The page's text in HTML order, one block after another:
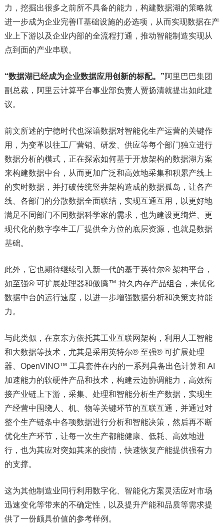
力，挖掘出很多之前所不具备的能力，构建数据湖的策略就
进一步成为企业完善IT基础设施的必选项，从而实现数据在产
业上下游以及企业内部的全流程打通，推动智能制造实现从
点到面的产业串联。
“数据湖已经成为企业数据应用创新的标配。”阿里巴巴集团
副总裁，阿里云计算平台事业部负责人贾扬清就提出如此建
议。
前文所述的宁德时代也深谙数据对智能化生产运营的关键作
用，为变革以往工厂营销、研发、供应等每个部门独立进行
数据分析的模式，正在探索如何基于开放架构的数据湖方案
来构建数据中台，从而更加广泛和高效地采集和积累产线上
的实时数据，并打破传统竖井架构造成的数据孤岛，让各产
线、各部门的分散数据全面联结，实现互通互用，以更好地
满足不同部门不同数据科学家的需求，也为建设更绚烂、更
现代化的数字孪生工厂提供全方位的底层资源，也就是数据
基础。
此外，它也期待继续引入新一代的基于英特尔® 架构平台，
如至强® 可扩展处理器和傲腾™ 持久内存产品组合，来优化
数据中台的运行速度，以进一步增强数据分析和决策支持能
力。
与此类似，在京东方依托其工业互联网架构，利用人工智能
和大数据等技术，尤其是采用英特尔® 至强® 可扩展处理
器、OpenVINO™ 工具套件在内的一系列具备出色计算和 AI
加速能力的软硬件产品和技术，构建云边协调能力，高效衔
接产业链上下游，采集、处理和智能分析生产数据，实现生
产经营中围绕人、机、物等关键环节的互联互通，并通过对
整个生产链条中各项数据进行分析和智能决策，然后再不断
优化生产环节，让每一次生产都能健康、低耗、高效地进
行，也为其应对突如其来的疫情，快速恢复产能提供强有力
的支撑。
这为其他制造业同行利用数字化、智能化方案灵活应对市场
迅速变化等带来的不确定性，以及提升产能和品质等需求提
供了一份颇具价值的参考样例。